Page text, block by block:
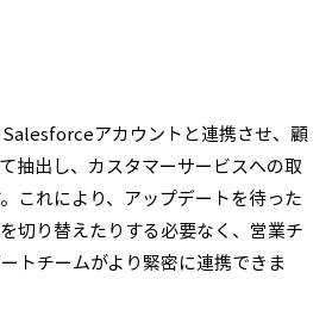
アカウントと連携させ、顧
抽出し、カスタマーサービスへの取
これにより、アップデートを待った
切り替えたりする必要なく、営業チ
トチームがより緊密に連携できま